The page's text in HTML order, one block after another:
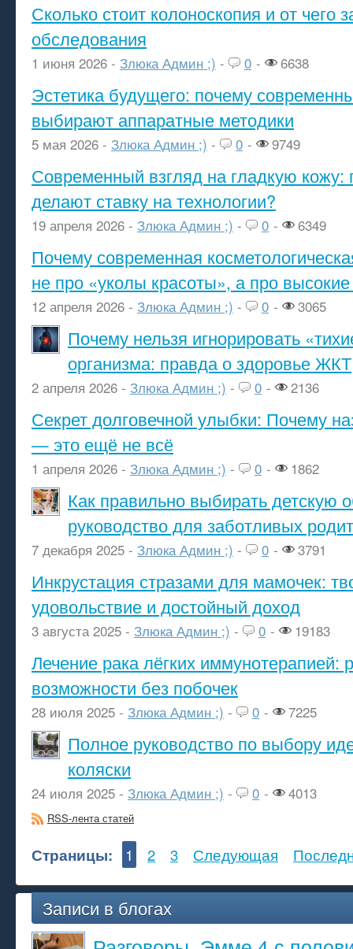
Сколько стоит колоноскопия и от чего
обследования
1 июня 2026 - Злюка Админ ;) - 0 - 6638
Эстетика будущего: почему
выбирают аппаратные методики
5 мая 2026 - Злюка Админ ;) - 0 - 9749
Современный взгляд на гладкую кожу:
делают ставку на технологии?
19 апреля 2026 - Злюка Админ ;) - 0 - 6349
Почему современная
не про «уколы красоты», а про высокие
12 апреля 2026 - Злюка Админ ;) - 0 - 3065
Почему нельзя игнорировать
организма: правда о здоровье ЖКТ
2 апреля 2026 - Злюка Админ ;) - 0 - 2136
Секрет долговечной улыбки: Почему
— это ещё не всё
1 апреля 2026 - Злюка Админ ;) - 0 - 1862
Как правильно выбирать детскую
руководство для заботливых
7 декабря 2025 - Злюка Админ ;) - 0 - 3791
Инкрустация стразами для мамочек:
удовольствие и достойный доход
3 августа 2025 - Злюка Админ ;) - 0 - 19183
Лечение рака лёгких иммунотерапией:
возможности без побочек
28 июля 2025 - Злюка Админ ;) - 0 - 7225
Полное руководство по выбору
коляски
24 июля 2025 - Злюка Админ ;) - 0 - 4013
RSS-лента статей
Страницы: 1 2 3 Следующая
Записи в блогах